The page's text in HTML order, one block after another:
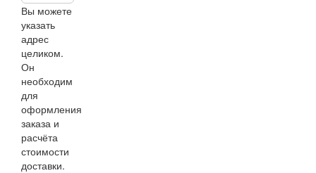
Вы можете
указать
адрес
целиком.
Он
необходим
для
оформления
заказа и
расчёта
стоимости
доставки.